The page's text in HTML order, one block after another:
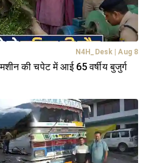
N4H_Desk Aug 8
की चपेट में आई 65 वर्षीय बुजुर्ग